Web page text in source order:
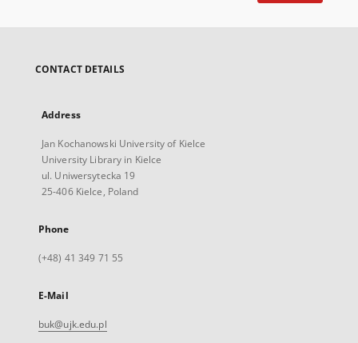
CONTACT DETAILS
Address
Jan Kochanowski University of Kielce
University Library in Kielce
ul. Uniwersytecka 19
25-406 Kielce, Poland
Phone
(+48) 41 349 71 55
E-Mail
buk@ujk.edu.pl